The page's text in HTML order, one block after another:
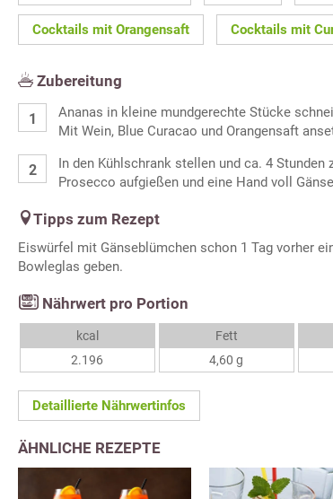
Cocktails mit Orangensaft Cocktails mit
Zubereitung
Ananas in kleine mundgerechte Stücke
Mit Wein, Blue Curacao und Orangensaft
In den Kühlschrank stellen und ca. 4
Prosecco aufgießen und eine Hand voll
Tipps zum Rezept
Eiswürfel mit Gänseblümchen schon 1 Tag vorher
Bowleglas geben.
Nährwert pro Portion
kcal
2.196
Fett
4,60 g
Detaillierte Nährwertinfos
ÄHNLICHE REZEPTE